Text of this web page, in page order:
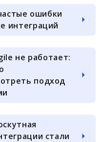
ошибки
интеграций
не работает:
подход
стали